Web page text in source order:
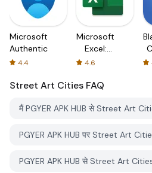
Microsoft
Authenticator
4.4
Microsoft
Excel:
Spreadsheets
4.6
Street Art Cities FAQ
मैं PGYER APK HUB से Street Art